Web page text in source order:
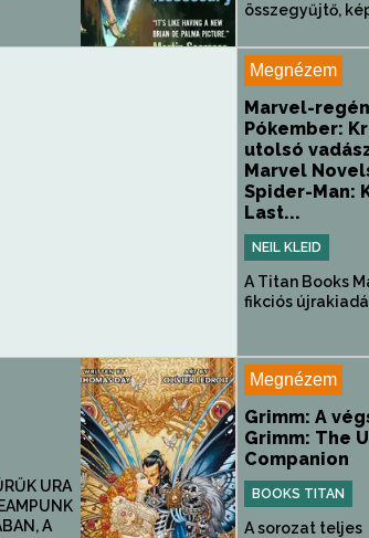
összegyűjtő,
Megnézem
Marvel-
Pókember:
utolsó
Marvel
Spider-Man:
Last...
NEIL KLEID
A Titan Books
fikciós
URA
A
Megnézem
Grimm: A
Grimm: The
Companion
BOOKS TITAN
A sorozat teljes